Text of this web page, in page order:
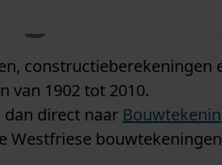
constructieberekeningen
van 1902 tot 2010.
dan direct naar
Westfriese